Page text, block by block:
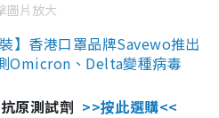
圖片放大
】香港口罩品牌Savewo推出
Omicron、Delta變種病毒
原測試劑 >>按此選購<<